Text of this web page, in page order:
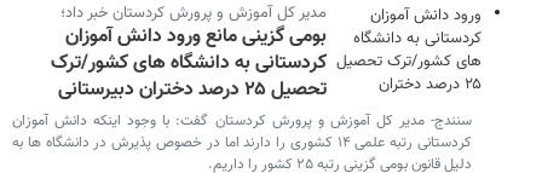
مدیر کل آموزش و پرورش کردستان خبر داد؛
بومی گزینی مانع ورود دانش آموزان
کردستانی به دانشگاه های کشور/ترک
تحصیل ۲۵ درصد دختران دبیرستانی
سنندج- مدیر کل آموزش و پرورش کردستان گفت: با وجود اینکه دانش آموزان
کردستانی رتبه علمی ۱۴ کشوری را دارند اما در خصوص پذیرش در دانشگاه ها به
دلیل قانون بومی گزینی رتبه ۲۵ کشور را داریم.